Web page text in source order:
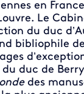
en
Le
du duc
bibliophile
du duc de
des